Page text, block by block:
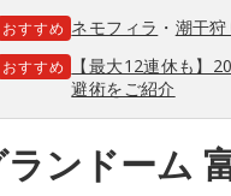
おすすめ ネモフィラ ・ 潮干狩
おすすめ
【最大12連休も】
避術をご紹介
ンドーム